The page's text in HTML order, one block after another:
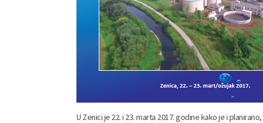
U Zenici je 22. i 23. marta 2017. godine kako je i